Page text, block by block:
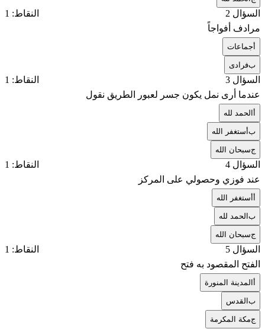
السؤال 2
النقاط: 1
مرادف أفواجاً
جماعات
بفرادى
السؤال 3
النقاط: 1
عندما أرى نمل يكون جسر لعبور الطريق نقول
الحمد لله
بأستغفر الله
جسبحان الله
السؤال 4
النقاط: 1
عند فوزي وحصولي على المركز
أستغفر الله
بالحمد لله
جسبحان الله
السؤال 5
النقاط: 1
الفتح المقصود به فتح
المدينة المنورة
بالقدس
جمكة المكرمة